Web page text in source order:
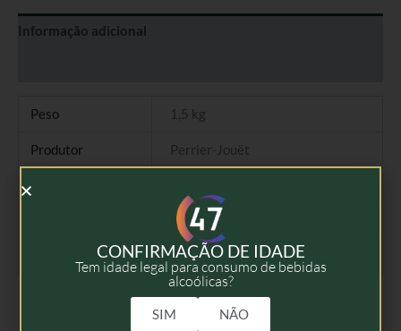
Informação adicional
Peso 1,5 kg
Produtor Perrier-Jouët
Tipo
2014
75cl
CONFIRMAÇÃO DE IDADE
Tem idade legal para consumo de bebidas
alcoólicas?
SIM NÃO